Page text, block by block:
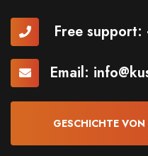
Free support:
Email:
GESCHICHTE